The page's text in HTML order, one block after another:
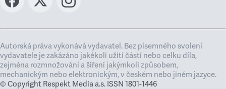
Autorská práva vykonává vydavatel. Bez písemného svolení
vydavatele je zakázáno jakékoli užití částí nebo celku díla,
zejména rozmnožování a šíření jakýmkoli způsobem,
mechanickým nebo elektronickým, v českém nebo jiném jazyce.
© Copyright Respekt Media a.s. ISSN 1801-1446